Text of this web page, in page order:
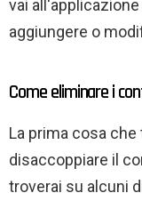
vai
aggiungere o
Come eliminare i
La prima cosa
disaccoppiare il
troverai su alcuni